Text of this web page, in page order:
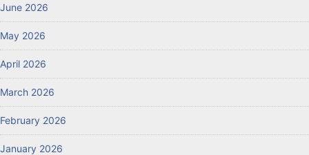
June 2026
May 2026
April 2026
March 2026
February 2026
January 2026